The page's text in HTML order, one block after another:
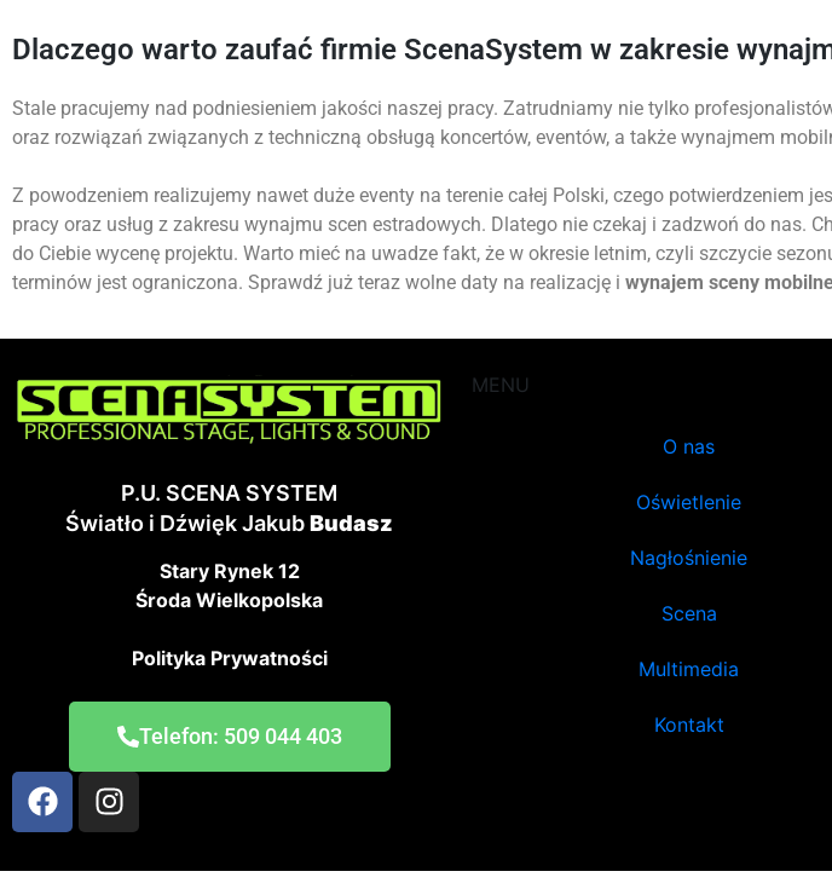
Dlaczego warto zaufać firmie ScenaSystem w zakresie
Stale pracujemy nad podniesieniem jakości naszej pracy. Zatrudniamy nie tylko
oraz rozwiązań związanych z techniczną obsługą koncertów, eventów, a także wynajmem
Z powodzeniem realizujemy nawet duże eventy na terenie całej Polski, czego potwierdzeniem
pracy oraz usług z zakresu wynajmu scen estradowych. Dlatego nie czekaj i zadzwoń do nas.
do Ciebie wycenę projektu. Warto mieć na uwadze fakt, że w okresie letnim, czyli szczycie
terminów jest ograniczona. Sprawdź już teraz wolne daty na realizację i wynajem sceny
P.U. SCENA SYSTEM
Światło i Dźwięk JakubBudasz
Stary Rynek 12
Środa Wielkopolska
Polityka Prywatności
Telefon: 509 044 403
MENU
O nas
Oświetlenie
Nagłośnienie
Scena
Multimedia
Kontakt